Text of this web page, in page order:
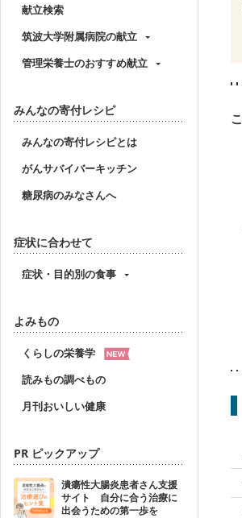
献立検索
筑波大学附属病院の献立
管理栄養士のおすすめ献立
みんなの寄付レシピ
みんなの寄付レシピとは
がんサバイバーキッチン
糖尿病のみなさんへ
症状に合わせて
症状・目的別の食事
よみもの
くらしの栄養学
読みもの調べもの
月刊おいしい健康
PR ピックアップ
潰瘍性大腸炎患者さん支援
サイト 自分に合う治療に
出会うための第一歩を